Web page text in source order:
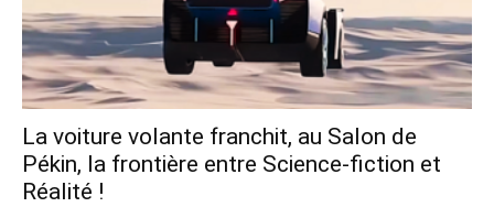
La voiture volante franchit, au Salon de
Pékin, la frontière entre Science-fiction et
Réalité !